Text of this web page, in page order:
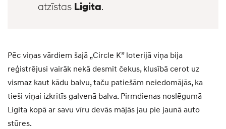
atzīstas Ligita.
Pēc viņas vārdiem šajā „Circle K” loterijā viņa bija
reģistrējusi vairāk nekā desmit čekus, klusībā cerot uz
vismaz kaut kādu balvu, taču patiešām neiedomājās, ka
tieši viņai izkritīs galvenā balva. Pirmdienas noslēgumā
Ligita kopā ar savu vīru devās mājās jau pie jaunā auto
stūres.